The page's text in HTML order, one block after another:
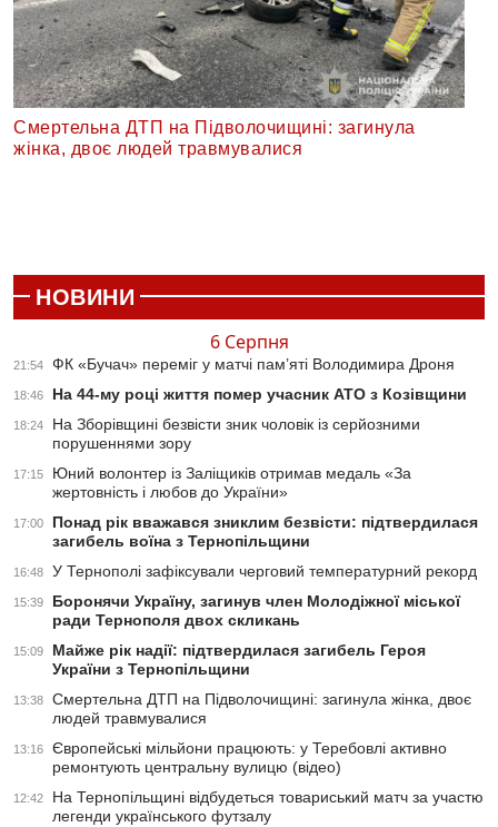
Смертельна ДТП на Підволочищині: загинула
жінка, двоє людей травмувалися
НОВИНИ
6 Серпня
21:54 ФК «Бучач» переміг у матчі пам’яті Володимира Дроня
18:46 На 44-му році життя помер учасник АТО з Козівщини
18:24
На Зборівщині безвісти зник чоловік із серйозними
порушеннями зору
17:15
Юний волонтер із Заліщиків отримав медаль «За
жертовність і любов до України»
17:00
Понад рік вважався зниклим безвісти: підтвердилася
загибель воїна з Тернопільщини
16:48 У Тернополі зафіксували черговий температурний рекорд
15:39
Боронячи Україну, загинув член Молодіжної міської
ради Тернополя двох скликань
15:09
Майже рік надії: підтвердилася загибель Героя
України з Тернопільщини
13:38
Смертельна ДТП на Підволочищині: загинула жінка, двоє
людей травмувалися
13:16
Європейські мільйони працюють: у Теребовлі активно
ремонтують центральну вулицю (відео)
12:42
На Тернопільщині відбудеться товариський матч за участю
легенди українського футзалу